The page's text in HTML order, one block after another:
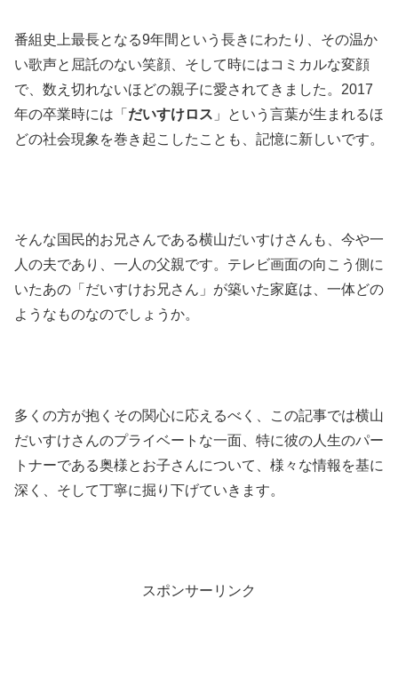
番組史上最長となる9年間という長きにわたり、その温か
い歌声と屈託のない笑顔、そして時にはコミカルな変顔
で、数え切れないほどの親子に愛されてきました。2017
年の卒業時には「 だいすけロス 」という言葉が生まれるほ
どの社会現象を巻き起こしたことも、記憶に新しいです。
そんな国民的お兄さんである横山だいすけさんも、今や一
人の夫であり、一人の父親です。テレビ画面の向こう側に
いたあの「だいすけお兄さん」が築いた家庭は、一体どの
ようなものなのでしょうか。
多くの方が抱くその関心に応えるべく、この記事では横山
だいすけさんのプライベートな一面、特に彼の人生のパー
トナーである奥様とお子さんについて、様々な情報を基に
深く、そして丁寧に掘り下げていきます。
スポンサーリンク